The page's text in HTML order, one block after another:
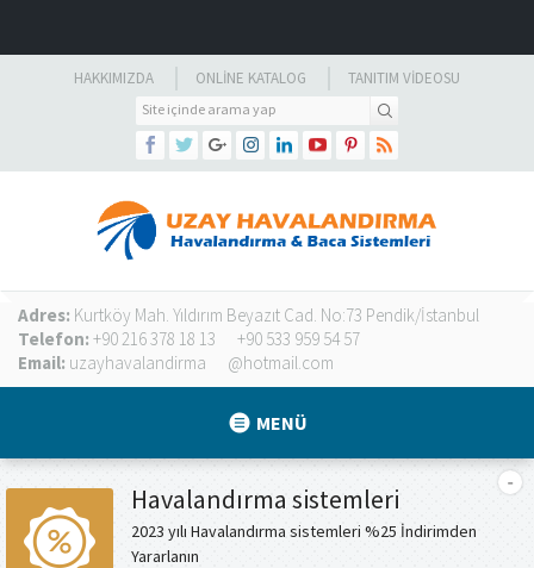
HAKKIMIZDA ONLINE KATALOG TANITIM VIDEOSU
Adres: Kurtköy Mah. Yıldırım Beyazıt Cad. No:73 Pendik/İstanbul
Telefon: +90 216 378 18 13
+90 533 959 54 57
Email: uzayhavalandirma @hotmail.com
MENÜ
Havalandırma sistemleri
2023 yılı Havalandırma sistemleri %25 İndirimden
Yararlanın